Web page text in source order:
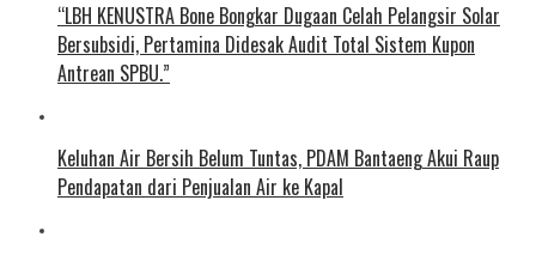
“LBH KENUSTRA Bone Bongkar Dugaan Celah Pelangsir Solar
Bersubsidi, Pertamina Didesak Audit Total Sistem Kupon
Antrean SPBU.”
Keluhan Air Bersih Belum Tuntas, PDAM Bantaeng Akui Raup
Pendapatan dari Penjualan Air ke Kapal